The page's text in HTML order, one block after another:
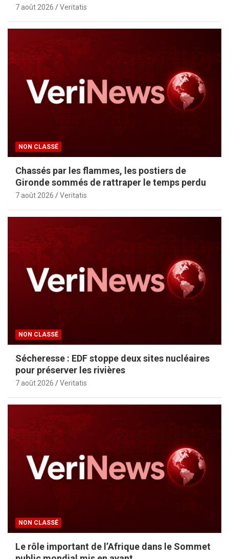
7 août 2026 Veritatis
NON CLASSÉ
Chassés par les flammes, les postiers de
Gironde sommés de rattraper le temps perdu
7 août 2026 Veritatis
NON CLASSÉ
Sécheresse : EDF stoppe deux sites nucléaires
pour préserver les rivières
7 août 2026 Veritatis
NON CLASSÉ
Le rôle important de l’Afrique dans le Sommet